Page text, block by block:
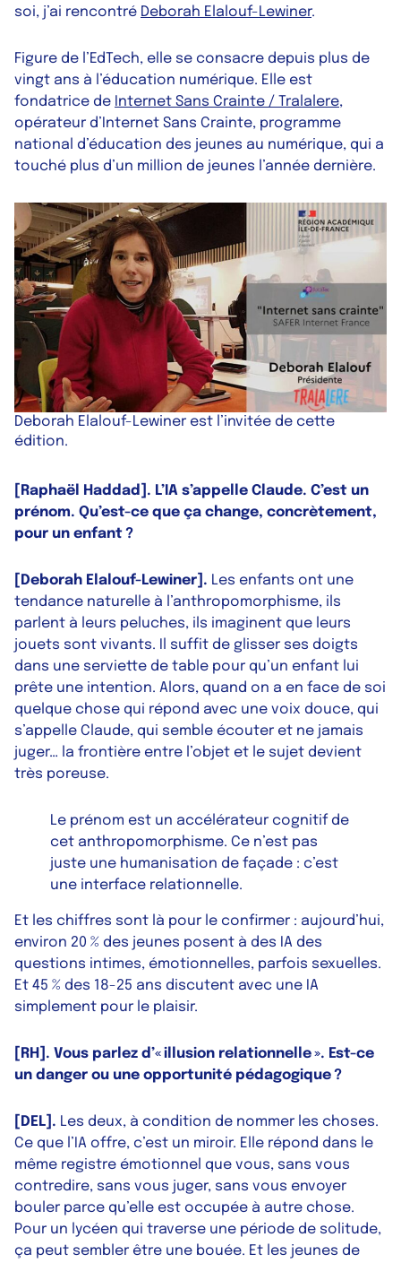
soi, j’ai rencontré Deborah Elalouf-Lewiner.
Figure de l’EdTech, elle se consacre depuis plus de
vingt ans à l’éducation numérique. Elle est
fondatrice de Internet Sans Crainte / Tralalere,
opérateur d’Internet Sans Crainte, programme
national d’éducation des jeunes au numérique, qui a
touché plus d’un million de jeunes l’année dernière.
Deborah Elalouf-Lewiner est l’invitée de cette
édition.
[Raphaël Haddad]. L’IA s’appelle Claude. C’est un
prénom. Qu’est-ce que ça change, concrètement,
pour un enfant ?
[Deborah Elalouf-Lewiner]. Les enfants ont une
tendance naturelle à l’anthropomorphisme, ils
parlent à leurs peluches, ils imaginent que leurs
jouets sont vivants. Il suffit de glisser ses doigts
dans une serviette de table pour qu’un enfant lui
prête une intention. Alors, quand on a en face de soi
quelque chose qui répond avec une voix douce, qui
s’appelle Claude, qui semble écouter et ne jamais
juger… la frontière entre l’objet et le sujet devient
très poreuse.
Le prénom est un accélérateur cognitif de
cet anthropomorphisme. Ce n’est pas
juste une humanisation de façade : c’est
une interface relationnelle.
Et les chiffres sont là pour le confirmer : aujourd’hui,
environ 20 % des jeunes posent à des IA des
questions intimes, émotionnelles, parfois sexuelles.
Et 45 % des 18-25 ans discutent avec une IA
simplement pour le plaisir.
[RH]. Vous parlez d’« illusion relationnelle ». Est-ce
un danger ou une opportunité pédagogique ?
[DEL]. Les deux, à condition de nommer les choses.
Ce que l’IA offre, c’est un miroir. Elle répond dans le
même registre émotionnel que vous, sans vous
contredire, sans vous juger, sans vous envoyer
bouler parce qu’elle est occupée à autre chose.
Pour un lycéen qui traverse une période de solitude,
ça peut sembler être une bouée. Et les jeunes de